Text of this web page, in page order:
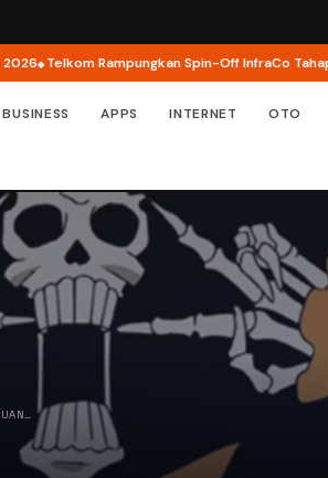
Rampungkan Spin-Off InfraCo Tahap 2,
BUSINESS APPS INTERNET OTO